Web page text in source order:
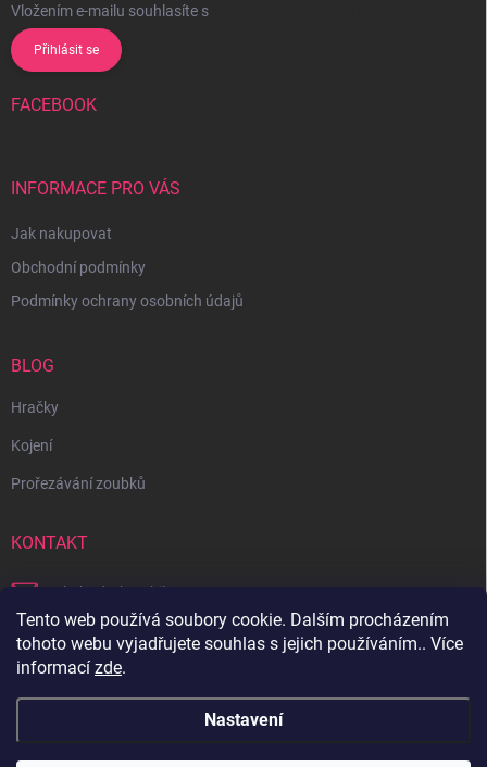
Tento web používá soubory cookie. Dalším procházením
tohoto webu vyjadřujete souhlas s jejich používáním.. Více
informací zde.
Nastavení
Vložením e-mailu souhlasíte s
Přihlásit se
FACEBOOK
INFORMACE PRO VÁS
Jak nakupovat
Obchodní podmínky
Podmínky ochrany osobních údajů
BLOG
Hračky
Kojení
Prořezávání zoubků
KONTAKT
obchod bambilon.cz
+420 728 355 665
Sledujte nás na Facebooku